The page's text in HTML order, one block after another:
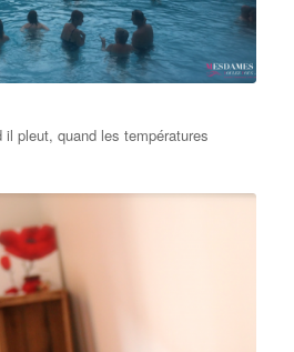
pleut, quand les températures